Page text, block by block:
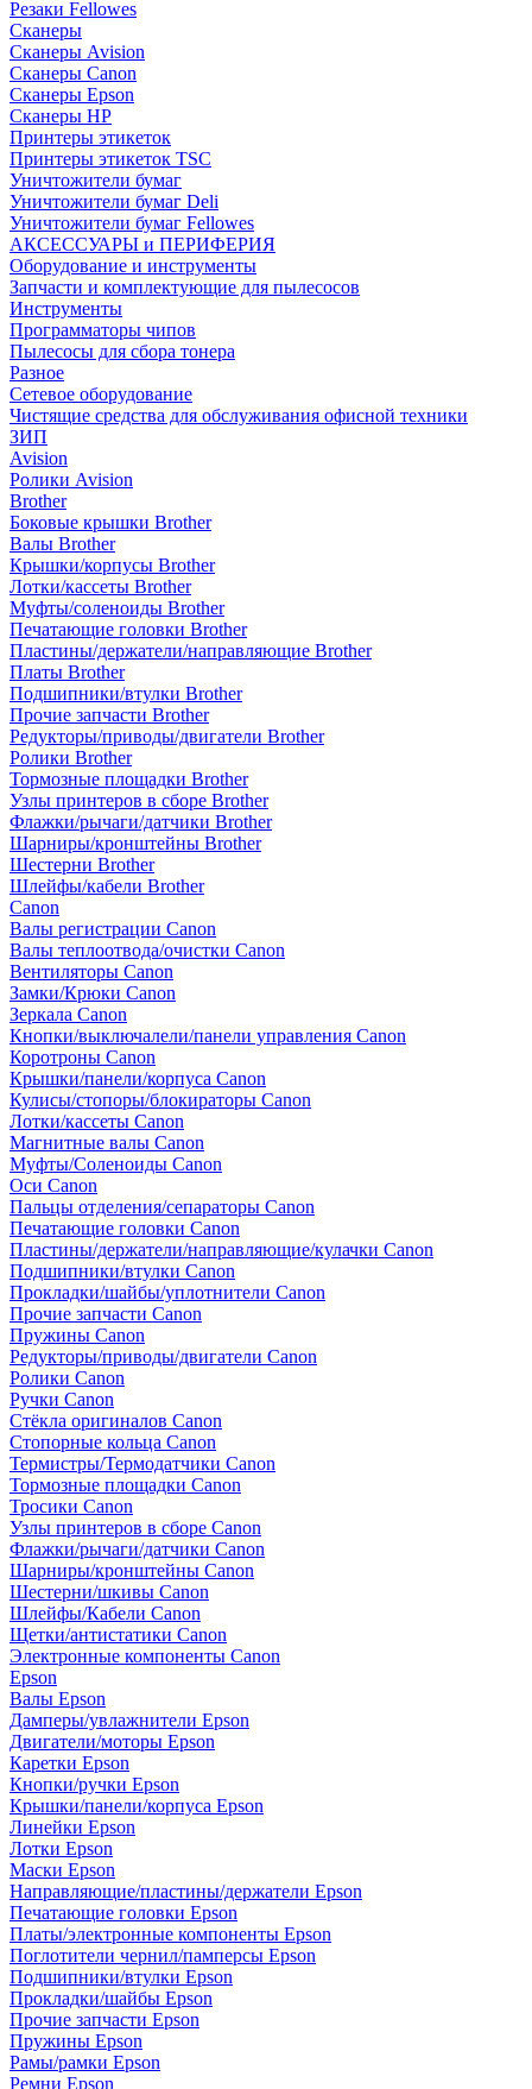
Резаки Fellowes
Сканеры
Сканеры Avision
Сканеры Canon
Сканеры Epson
Сканеры HP
Принтеры этикеток
Принтеры этикеток TSC
Уничтожители бумаг
Уничтожители бумаг Deli
Уничтожители бумаг Fellowes
АКСЕССУАРЫ и ПЕРИФЕРИЯ
Оборудование и инструменты
Запчасти и комплектующие для пылесосов
Инструменты
Программаторы чипов
Пылесосы для сбора тонера
Разное
Сетевое оборудование
Чистящие средства для обслуживания офисной техники
ЗИП
Avision
Ролики Avision
Brother
Боковые крышки Brother
Валы Brother
Крышки/корпусы Brother
Лотки/кассеты Brother
Муфты/соленоиды Brother
Печатающие головки Brother
Пластины/держатели/направляющие Brother
Платы Brother
Подшипники/втулки Brother
Прочие запчасти Brother
Редукторы/приводы/двигатели Brother
Ролики Brother
Тормозные площадки Brother
Узлы принтеров в сборе Brother
Флажки/рычаги/датчики Brother
Шарниры/кронштейны Brother
Шестерни Brother
Шлейфы/кабели Brother
Canon
Валы регистрации Canon
Валы теплоотвода/очистки Canon
Вентиляторы Canon
Замки/Крюки Canon
Зеркала Canon
Кнопки/выключалели/панели управления Canon
Коротроны Canon
Крышки/панели/корпуса Canon
Кулисы/стопоры/блокираторы Canon
Лотки/кассеты Canon
Магнитные валы Canon
Муфты/Соленоиды Canon
Оси Canon
Пальцы отделения/сепараторы Canon
Печатающие головки Canon
Пластины/держатели/направляющие/кулачки Canon
Подшипники/втулки Canon
Прокладки/шайбы/уплотнители Canon
Прочие запчасти Canon
Пружины Canon
Редукторы/приводы/двигатели Canon
Ролики Canon
Ручки Canon
Стёкла оригиналов Canon
Стопорные кольца Canon
Термистры/Термодатчики Canon
Тормозные площадки Canon
Тросики Canon
Узлы принтеров в сборе Canon
Флажки/рычаги/датчики Canon
Шарниры/кронштейны Canon
Шестерни/шкивы Canon
Шлейфы/Кабели Canon
Щетки/антистатики Canon
Электронные компоненты Canon
Epson
Валы Epson
Дамперы/увлажнители Epson
Двигатели/моторы Epson
Каретки Epson
Кнопки/ручки Epson
Крышки/панели/корпуса Epson
Линейки Epson
Лотки Epson
Маски Epson
Направляющие/пластины/держатели Epson
Печатающие головки Epson
Платы/электронные компоненты Epson
Поглотители чернил/памперсы Epson
Подшипники/втулки Epson
Прокладки/шайбы Epson
Прочие запчасти Epson
Пружины Epson
Рамы/рамки Epson
Ремни Epson